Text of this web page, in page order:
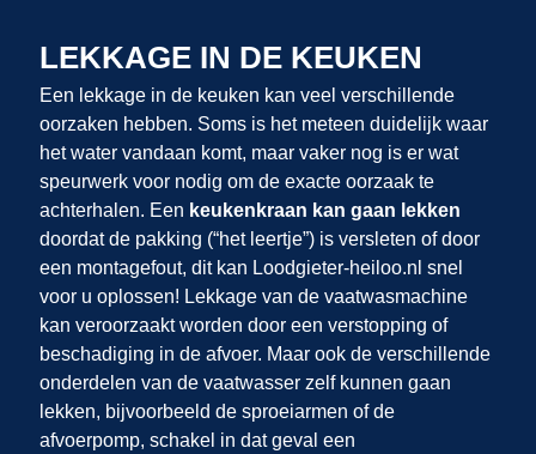
LEKKAGE IN DE KEUKEN
Een lekkage in de keuken kan veel verschillende
oorzaken hebben. Soms is het meteen duidelijk waar
het water vandaan komt, maar vaker nog is er wat
speurwerk voor nodig om de exacte oorzaak te
achterhalen. Een keukenkraan kan gaan lekken
doordat de pakking (“het leertje”) is versleten of door
een montagefout, dit kan Loodgieter-heiloo.nl snel
voor u oplossen! Lekkage van de vaatwasmachine
kan veroorzaakt worden door een verstopping of
beschadiging in de afvoer. Maar ook de verschillende
onderdelen van de vaatwasser zelf kunnen gaan
lekken, bijvoorbeeld de sproeiarmen of de
afvoerpomp, schakel in dat geval een